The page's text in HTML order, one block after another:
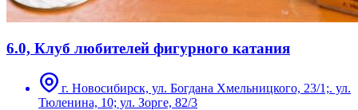
6.0, Клуб любителей фигурного катания
г. Новосибирск, ул. Богдана Хмельницкого, 23/1;. ул.
Тюленина, 10; ул. Зорге, 82/3